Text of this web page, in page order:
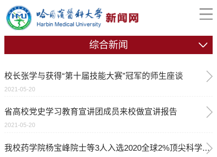
综合新闻
校长张学与获得“第十届技能大赛”冠军的师生座谈
2021-05-20
省高校党史学习教育宣讲团成员来校做宣讲报告
2021-05-20
我校药学院杨宝峰院士等3人入选2020全球2%顶尖科学...